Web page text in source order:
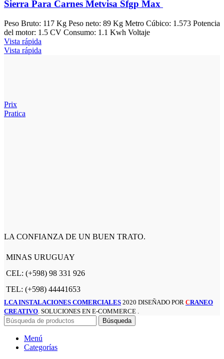
Sierra Para Carnes Metvisa Sfgp Max
Peso Bruto: 117 Kg Peso neto: 89 Kg Metro Cúbico: 1.573 Potencia
del motor: 1.5 CV Consumo: 1.1 Kwh Voltaje
Vista rápida
Vista rápida
Prix
Pratica
LA CONFIANZA DE UN BUEN TRATO.
MINAS URUGUAY
CEL: (+598) 98 331 926
TEL: (+598) 44441653
LCA INSTALACIONES COMERCIALES 2020 DISEÑADO POR CRANEO
CREATIVO . SOLUCIONES EN E-COMMERCE .
Búsqueda
Menú
Categorías